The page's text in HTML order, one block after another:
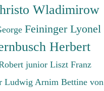
Wladimirow
Feininger Lyonel
Herbert
junior Liszt Franz
Ludwig Arnim Bettine von